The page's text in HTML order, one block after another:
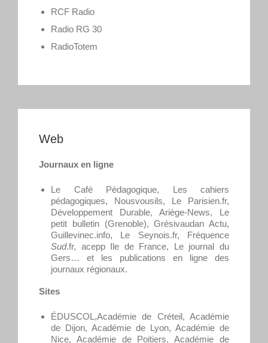
RCF Radio
Radio RG 30
RadioTotem
Web
Journaux en ligne
Le Café Pédagogique, Les cahiers
pédagogiques, Nousvousils, Le Parisien.fr,
Développement Durable, Ariège-News, Le
petit bulletin (Grenoble), Grésivaudan Actu,
Guillevinec.info, Le Seynois.fr, Fréquence
Sud.fr, acepp Ile de France, Le journal du
Gers… et les publications en ligne des
journaux régionaux.
Sites
ÉDUSCOL,Académie de Créteil, Académie
de Dijon, Académie de Lyon, Académie de
Nice, Académie de Poitiers, Académie de